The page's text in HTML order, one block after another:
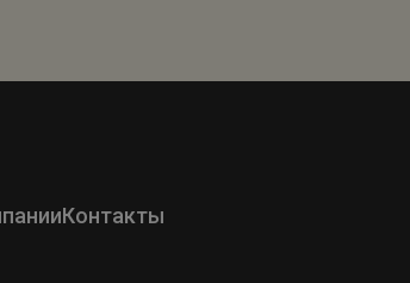
Контакты